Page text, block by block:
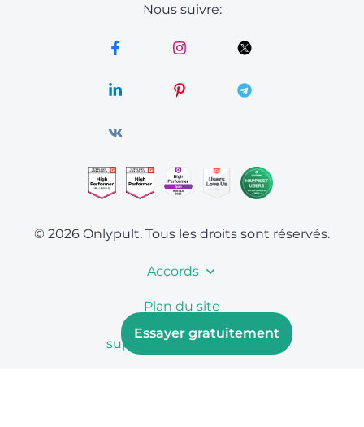
Nous suivre:
© 2026 Onlypult. Tous les droits sont réservés.
Accords
Plan du site
support@onlypult.com
Essayer gratuitement